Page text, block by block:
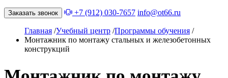
Заказать звонок +7 (912) 030-7657 info@ot66.ru
Главная /Учебный центр /Программы обучения /
Монтажник по монтажу стальных и железобетонных
конструкций